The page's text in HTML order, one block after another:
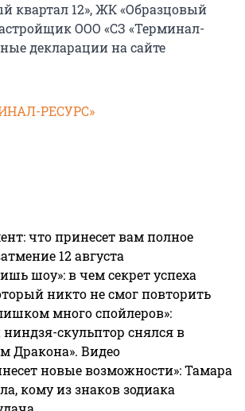
квартал 12», ЖК «Образцовый
ООО «СЗ «Терминал-
декларации на сайте
РЕСУРС»
что принесет вам полное
12 августа
шоу»: в чем секрет успеха
никто не смог повторить
много спойлеров»:
скульптор снялся в
Дракона». Видео
новые возможности»: Тамара
кому из знаков зодиака